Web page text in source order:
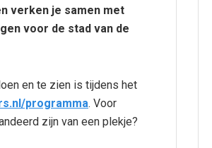
verken je samen met
voor de stad van de
en te zien is tijdens het
programma. Voor
zijn van een plekje?